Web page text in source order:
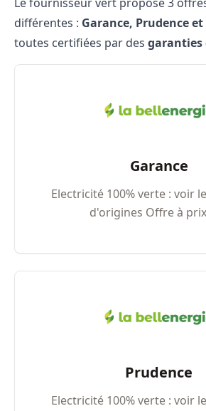
différentes : Garance, Prudence
toutes certifiées par des garanties
Garance
Electricité 100% verte : voir
d'origines Offre à
Prudence
Electricité 100% verte : voir